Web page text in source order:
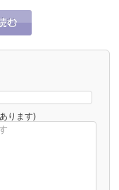
ります)